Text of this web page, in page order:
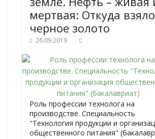
мертвая: Откуда
черное золото
26.09.2019
Роль профессии технолога на
производстве. Специальность
"Технология продукции и
общественного питания"